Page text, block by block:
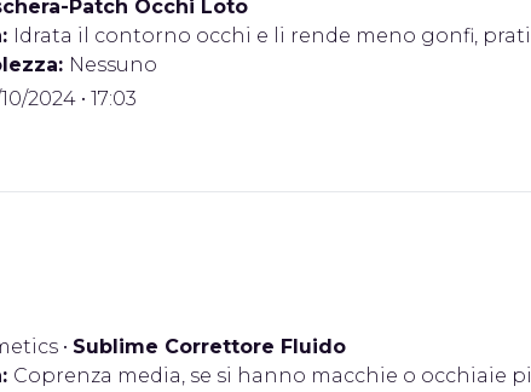
Patch Occhi Loto
Idrata il contorno occhi e li rende meno gonfi,
Nessuno
10/2024 • 17:03
• Sublime Correttore Fluido
Coprenza media, se si hanno macchie o occhiaie